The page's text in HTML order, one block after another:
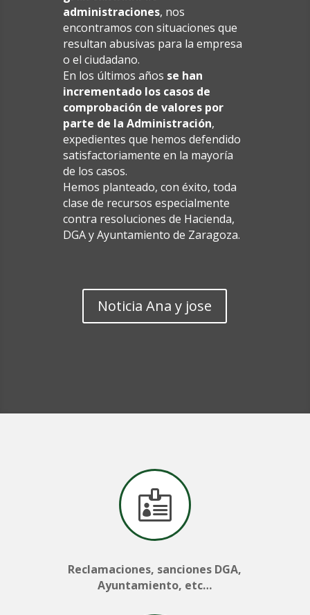
administraciones, nos
encontramos con situaciones que
resultan abusivas para la empresa
o el ciudadano.
En los últimos años se han
incrementado los casos de
comprobación de valores por
parte de la Administración,
expedientes que hemos defendido
satisfactoriamente en la mayoría
de los casos.
Hemos planteado, con éxito, toda
clase de recursos especialmente
contra resoluciones de Hacienda,
DGA y Ayuntamiento de Zaragoza.
Noticia Ana y jose

Reclamaciones, sanciones DGA,
Ayuntamiento, etc…